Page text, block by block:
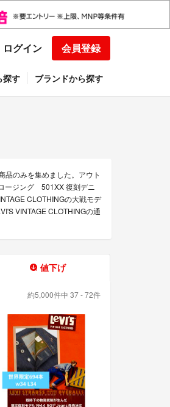
ログイン 会員登録
探す ブランドから探す
品のみを集めました。アウト
ージング 501XX 復刻デニ
CLOTHINGの大戦モデ
VINTAGE CLOTHINGの通
値下げ
約5,000件中 37 - 72件